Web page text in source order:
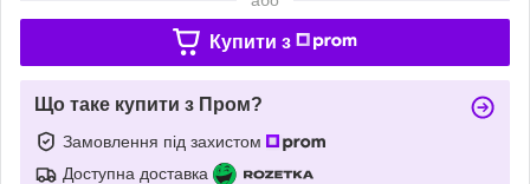
Купити з
Що таке купити з Пром?
Замовлення під захистом
Доступна доставка